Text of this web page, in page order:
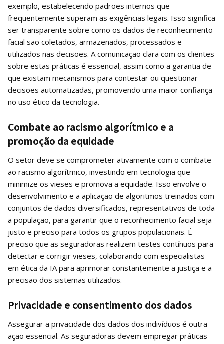
exemplo, estabelecendo padrões internos que
frequentemente superam as exigências legais. Isso significa
ser transparente sobre como os dados de reconhecimento
facial são coletados, armazenados, processados e
utilizados nas decisões. A comunicação clara com os clientes
sobre estas práticas é essencial, assim como a garantia de
que existam mecanismos para contestar ou questionar
decisões automatizadas, promovendo uma maior confiança
no uso ético da tecnologia.
Combate ao racismo algorítmico e a
promoção da equidade
O setor deve se comprometer ativamente com o combate
ao racismo algorítmico, investindo em tecnologia que
minimize os vieses e promova a equidade. Isso envolve o
desenvolvimento e a aplicação de algoritmos treinados com
conjuntos de dados diversificados, representativos de toda
a população, para garantir que o reconhecimento facial seja
justo e preciso para todos os grupos populacionais. É
preciso que as seguradoras realizem testes contínuos para
detectar e corrigir vieses, colaborando com especialistas
em ética da IA para aprimorar constantemente a justiça e a
precisão dos sistemas utilizados.
Privacidade e consentimento dos dados
Assegurar a privacidade dos dados dos indivíduos é outra
ação essencial. As seguradoras devem empregar práticas